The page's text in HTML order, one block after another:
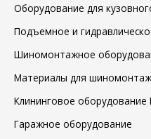
Оборудование для
Подъемное и
Шиномонтажное
Материалы для
Клининговое оборудование
Гаражное оборудование